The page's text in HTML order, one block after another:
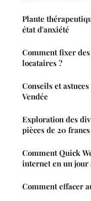
Plante
état d'anxiété
Comment fixer
locataires ?
Conseils et
Vendée
Exploration des
pièces de 20
Comment Quick
internet en un jour
Comment effacer